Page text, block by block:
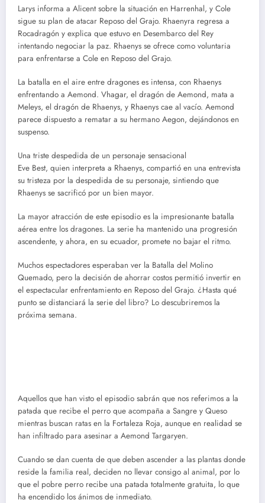
Larys informa a Alicent sobre la situación en Harrenhal, y Cole
sigue su plan de atacar Reposo del Grajo. Rhaenyra regresa a
Rocadragón y explica que estuvo en Desembarco del Rey
intentando negociar la paz. Rhaenys se ofrece como voluntaria
para enfrentarse a Cole en Reposo del Grajo.
La batalla en el aire entre dragones es intensa, con Rhaenys
enfrentando a Aemond. Vhagar, el dragón de Aemond, mata a
Meleys, el dragón de Rhaenys, y Rhaenys cae al vacío. Aemond
parece dispuesto a rematar a su hermano Aegon, dejándonos en
suspenso.
Una triste despedida de un personaje sensacional
Eve Best, quien interpreta a Rhaenys, compartió en una entrevista
su tristeza por la despedida de su personaje, sintiendo que
Rhaenys se sacrificó por un bien mayor.
La mayor atracción de este episodio es la impresionante batalla
aérea entre los dragones. La serie ha mantenido una progresión
ascendente, y ahora, en su ecuador, promete no bajar el ritmo.
Muchos espectadores esperaban ver la Batalla del Molino
Quemado, pero la decisión de ahorrar costos permitió invertir en
el espectacular enfrentamiento en Reposo del Grajo. ¿Hasta qué
punto se distanciará la serie del libro? Lo descubriremos la
próxima semana.
Aquellos que han visto el episodio sabrán que nos referimos a la
patada que recibe el perro que acompaña a Sangre y Queso
mientras buscan ratas en la Fortaleza Roja, aunque en realidad se
han infiltrado para asesinar a Aemond Targaryen.
Cuando se dan cuenta de que deben ascender a las plantas donde
reside la familia real, deciden no llevar consigo al animal, por lo
que el pobre perro recibe una patada totalmente gratuita, lo que
ha encendido los ánimos de inmediato.